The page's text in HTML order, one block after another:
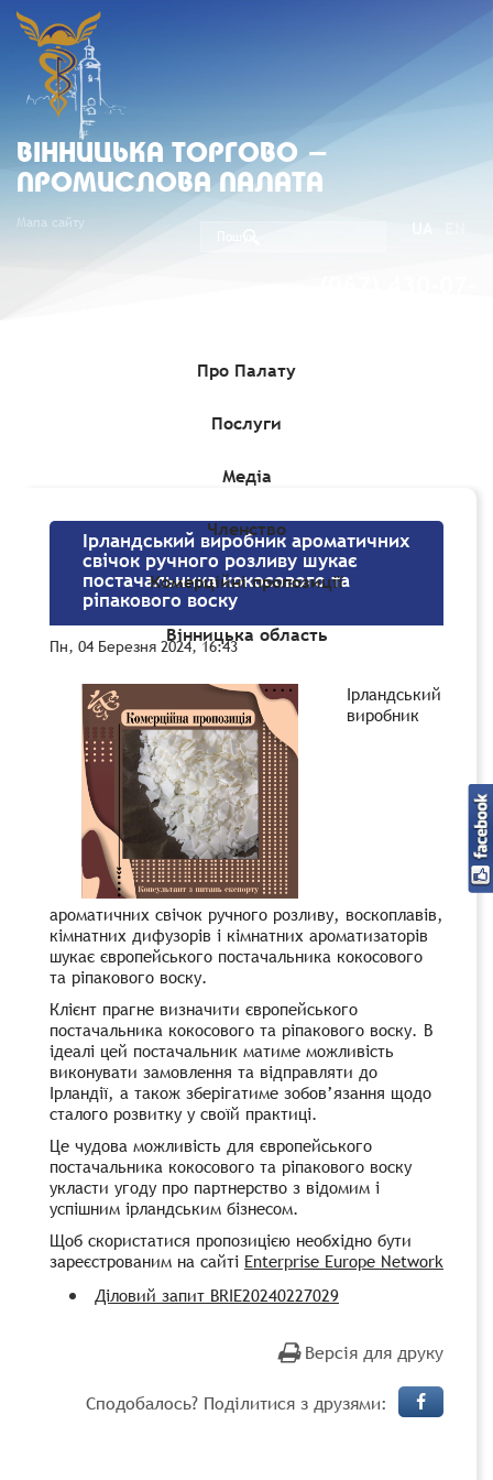
ВIННИЦЬКА ТОРГОВО -
ПРОМИСЛОВА ПАЛАТА
Мапа сайту
Про Палату
Послуги
Медіа
Членство
Комерційні пропозиції
Вінницька область
Комерційні пропозиції»Ірландський виробник
Ірландський виробник ароматичних
свічок ручного розливу шукає
постачальника кокосового та
ріпакового воску
Пн, 04 Березня 2024, 16:43
Ірландський
виробник
ароматичних свічок ручного розливу, воскоплавів,
кімнатних дифузорів і кімнатних ароматизаторів
шукає європейського постачальника кокосового
та ріпакового воску.
Клієнт прагне визначити європейського
постачальника кокосового та ріпакового воску. В
ідеалі цей постачальник матиме можливість
виконувати замовлення та відправляти до
Ірландії, а також зберігатиме зобов’язання щодо
сталого розвитку у своїй практиці.
Це чудова можливість для європейського
постачальника кокосового та ріпакового воску
укласти угоду про партнерство з відомим і
успішним ірландським бізнесом.
Щоб скористатися пропозицією необхідно бути
зареєстрованим на сайті Enterprise Europe Network
Діловий запит BRIE20240227029
Версія для друку
Сподобалось? Поділитися з друзями: